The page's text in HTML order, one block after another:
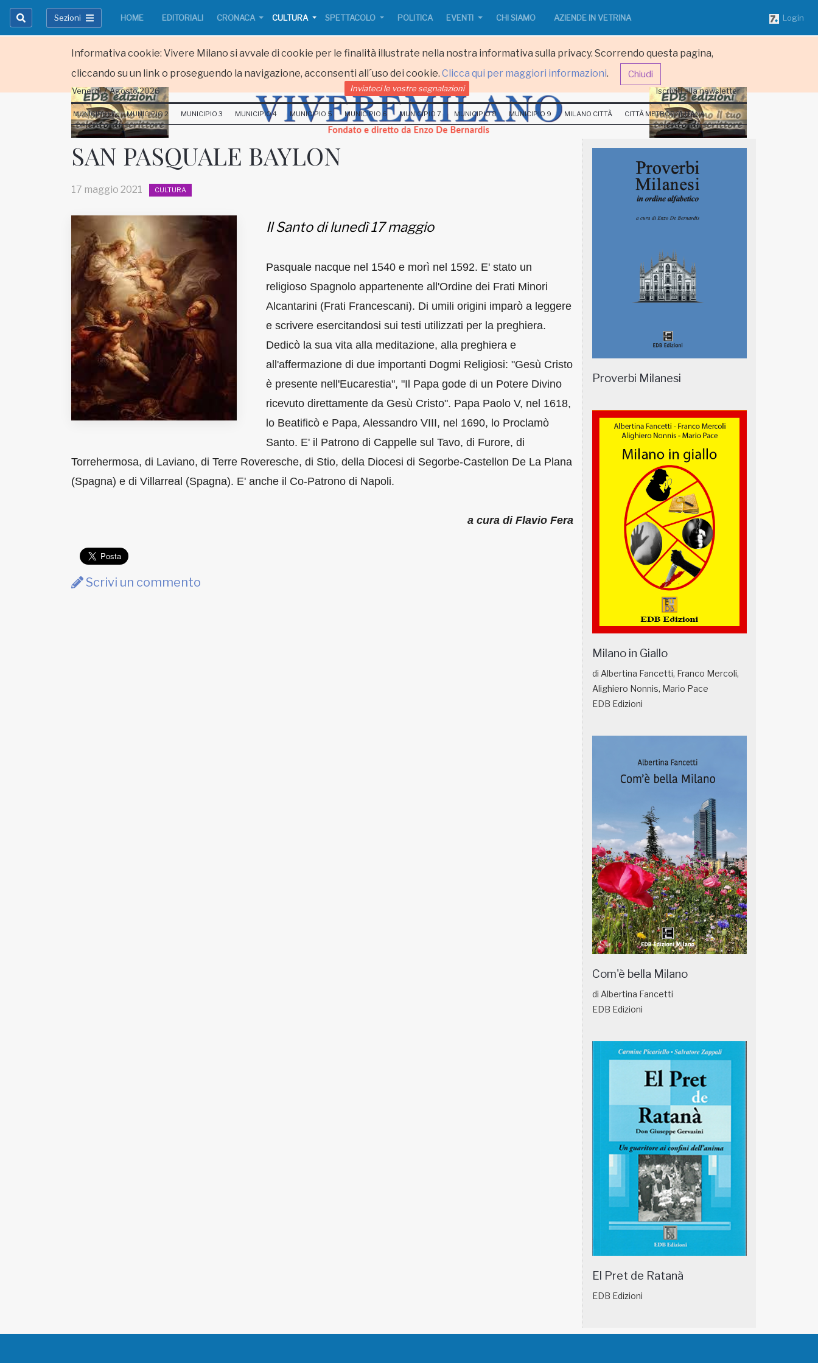
Informativa cookie: Vivere Milano si avvale di cookie per le finalità illustrate nella nostra informativa sulla privacy. Scorrendo questa pagina,
cliccando su un link o proseguendo la navigazione, acconsenti all´uso dei cookie. Clicca qui per maggiori informazioni. Chiudi
Sezioni HOME EDITORIALI CRONACA CULTURA SPETTACOLO POLITICA EVENTI CHI SIAMO AZIENDE IN VETRINA Login
Inviateci le vostre segnalazioni
Iscriviti alla newsletter
www.viveremilano.info
Fondato e diretto da Enzo De
EDB edizioni - Via Brivio angolo C.
Imbonati, 89 20159 Milano (Italia)
Informativa sulla privacy
Venerdi 7 Agosto 2026 Inviateci le vostre segnalazioni Iscriviti alla newsletter
MUNICIPIO 1 MUNICIPIO 2 MUNICIPIO 3 MUNICIPIO 4 MUNICIPIO 5 MUNICIPIO 6 MUNICIPIO 7 MUNICIPIO 8 MUNICIPIO 9 MILANO CITTÀ CITTÀ METROPOLITANA
SAN PASQUALE BAYLON
17 maggio 2021 CULTURA
Il Santo di lunedì 17 maggio
Pasquale nacque nel 1540 e morì nel 1592. E' stato un
religioso Spagnolo appartenente all'Ordine dei Frati Minori
Alcantarini (Frati Francescani). Di umili origini imparò a leggere
e scrivere esercitandosi sui testi utilizzati per la preghiera.
Dedicò la sua vita alla meditazione, alla preghiera e
all'affermazione di due importanti Dogmi Religiosi: "Gesù Cristo
è presente nell'Eucarestia", "Il Papa gode di un Potere Divino
ricevuto direttamente da Gesù Cristo". Papa Paolo V, nel 1618,
lo Beatificò e Papa, Alessandro VIII, nel 1690, lo Proclamò
Santo. E' il Patrono di Cappelle sul Tavo, di Furore, di
Torrehermosa, di Laviano, di Terre Roveresche, di Stio, della Diocesi di Segorbe-Castellon De La Plana
(Spagna) e di Villarreal (Spagna). E' anche il Co-Patrono di Napoli.
a cura di Flavio Fera
Scrivi un commento
Proverbi Milanesi
Milano in Giallo
di Albertina Fancetti, Franco Mercoli,
Alighiero Nonnis, Mario Pace
EDB Edizioni
Com'è bella Milano
di Albertina Fancetti
EDB Edizioni
El Pret de Ratanà
EDB Edizioni